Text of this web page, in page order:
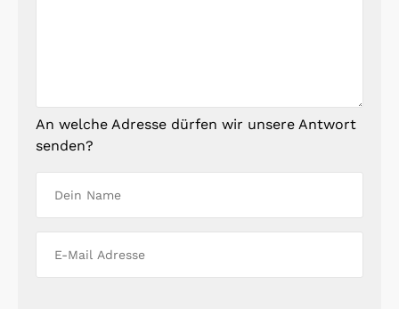
An welche Adresse dürfen wir unsere Antwort
senden?